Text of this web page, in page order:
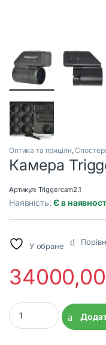
Оптика та приціли,
Камера
Артикул: Triggercam2.1
Наявність:Є в
У обране
34000,00
Камера TriggerCam 2.1